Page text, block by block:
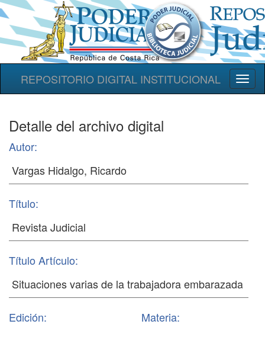
REPOSITORIO DIGITAL INSTITUCIONAL
Detalle del archivo digital
Autor:
Título:
Título Artículo:
Edición: Materia: